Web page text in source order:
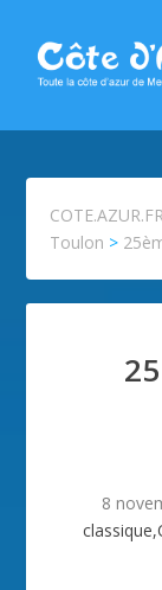
Toulon >
8